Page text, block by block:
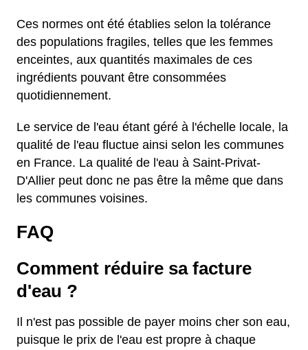
Ces normes ont été établies selon la tolérance
des populations fragiles, telles que les femmes
enceintes, aux quantités maximales de ces
ingrédients pouvant être consommées
quotidiennement.
Le service de l'eau étant géré à l'échelle locale, la
qualité de l'eau fluctue ainsi selon les communes
en France. La qualité de l'eau à Saint-Privat-
D'Allier peut donc ne pas être la même que dans
les communes voisines.
FAQ
Comment réduire sa facture
d'eau ?
Il n'est pas possible de payer moins cher son eau,
puisque le prix de l'eau est propre à chaque